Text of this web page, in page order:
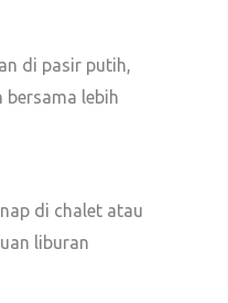
di pasir putih,
lebih
di chalet atau
liburan